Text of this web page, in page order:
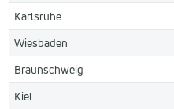
Karlsruhe
Wiesbaden
Braunschweig
Kiel